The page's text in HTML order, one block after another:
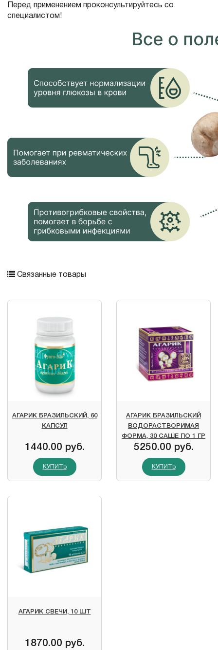
Перед применением проконсультируйтесь со
специалистом!
Связанные товары
АГАРИК БРАЗИЛЬСКИЙ, 60
КАПСУЛ
1440.00 руб.
КУПИТЬ
АГАРИК БРАЗИЛЬСКИЙ
ВОДОРАСТВОРИМАЯ
ФОРМА, 30 САШЕ ПО 1 ГР
5250.00 руб.
КУПИТЬ
АГАРИК СВЕЧИ, 10 ШТ
1870.00 руб.